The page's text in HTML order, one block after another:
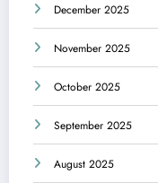
December 2025
November 2025
October 2025
September 2025
August 2025